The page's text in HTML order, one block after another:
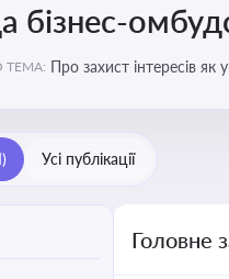
бізнес-
Про захист інтересів як
Усі публікації
Головне